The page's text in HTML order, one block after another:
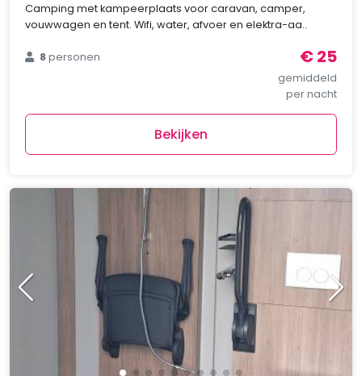
Camping met kampeerplaats voor caravan, camper,
vouwwagen en tent. Wifi, water, afvoer en elektra-aa..
8personen € 25
gemiddeld
per nacht
Bekijken